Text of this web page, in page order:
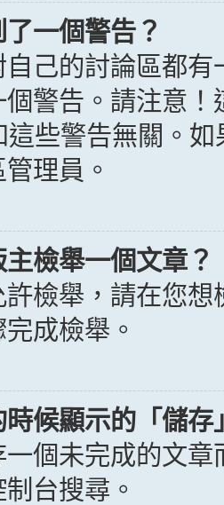
一個警告？
己的討論區都
警告。請注意
這些警告無關。
理員。
檢舉一個文章？
檢舉，請在您
成檢舉。
候顯示的「儲
個未完成的文
台搜尋。